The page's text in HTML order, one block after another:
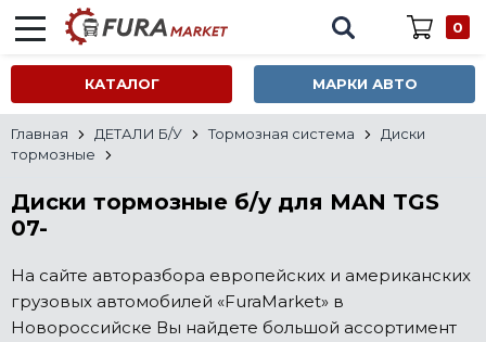
0
КАТАЛОГ МАРКИ АВТО
Главная ДЕТАЛИ Б/У Тормозная система
Диски
тормозные
Диски тормозные б/у для MAN TGS
07-
На сайте авторазбора европейских и американских
грузовых автомобилей «FuraMarket» в
Новороссийске Вы найдете большой ассортимент